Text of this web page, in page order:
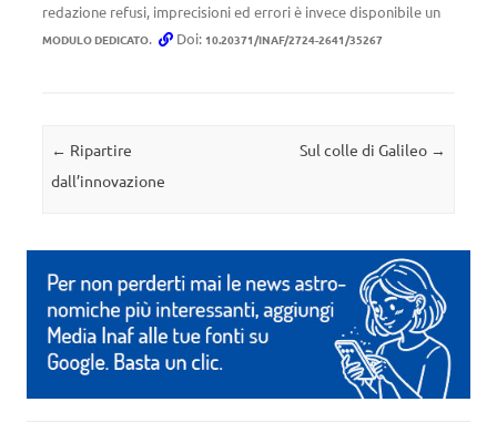
redazione refusi, imprecisioni ed errori è invece disponibile un
MODULO DEDICATO. Doi: 10.20371/INAF/2724-2641/35267
Navigazione articolo
← Ripartire
dall’innovazione
Sul colle di Galileo →